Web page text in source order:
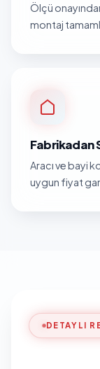
Ölçü
montaj
Fabrikadan
Aracı ve bayi
uygun fiyat
DETAYLI